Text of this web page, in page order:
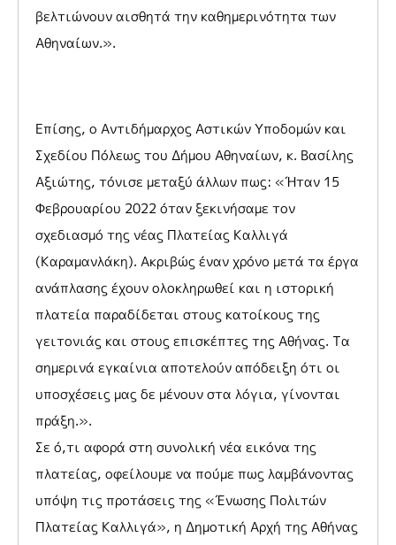
βελτιώνουν αισθητά την καθημερινότητα των
Αθηναίων.».
Επίσης, ο Αντιδήμαρχος Αστικών Υποδομών και
Σχεδίου Πόλεως του Δήμου Αθηναίων, κ. Βασίλης
Αξιώτης, τόνισε μεταξύ άλλων πως: «Ήταν 15
Φεβρουαρίου 2022 όταν ξεκινήσαμε τον
σχεδιασμό της νέας Πλατείας Καλλιγά
(Καραμανλάκη). Ακριβώς έναν χρόνο μετά τα έργα
ανάπλασης έχουν ολοκληρωθεί και η ιστορική
πλατεία παραδίδεται στους κατοίκους της
γειτονιάς και στους επισκέπτες της Αθήνας. Τα
σημερινά εγκαίνια αποτελούν απόδειξη ότι οι
υποσχέσεις μας δε μένουν στα λόγια, γίνονται
πράξη.».
Σε ό,τι αφορά στη συνολική νέα εικόνα της
πλατείας, οφείλουμε να πούμε πως λαμβάνοντας
υπόψη τις προτάσεις της «Ένωσης Πολιτών
Πλατείας Καλλιγά», η Δημοτική Αρχή της Αθήνας